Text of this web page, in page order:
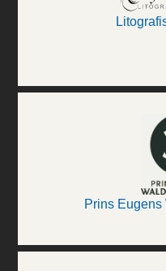
Prins Eugens